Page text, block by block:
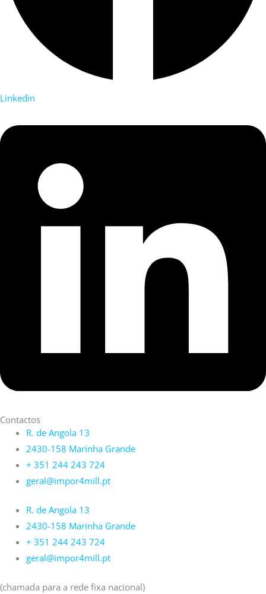
Linkedin
Contactos
R. de Angola 13
2430-158 Marinha Grande
+ 351 244 243 724
geral@impor4mill.pt
R. de Angola 13
2430-158 Marinha Grande
+ 351 244 243 724
geral@impor4mill.pt
(chamada para a rede fixa nacional)